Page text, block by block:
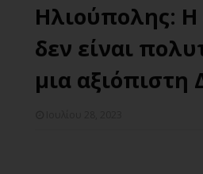
Ηλιούπολης: Η
δεν είναι
μια αξιόπιστη